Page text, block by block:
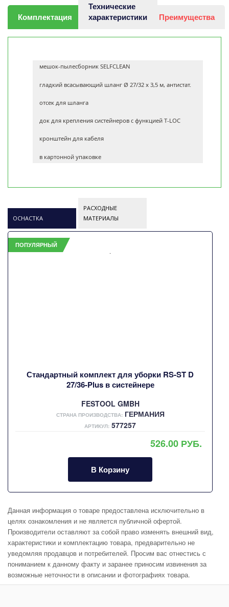
Комплектация
Технические
характеристики
Преимущества
мешок-пылесборник SELFCLEAN
гладкий всасывающий шланг Ø 27/32 x 3,5 м, антистат.
отсек для шланга
док для крепления систейнеров с функцией T-LOC
кронштейн для кабеля
в картонной упаковке
ОСНАСТКА
РАСХОДНЫЕ
МАТЕРИАЛЫ
ПОПУЛЯРНЫЙ
Стандартный комплект для уборки RS-ST D
27/36-Plus в систейнере
FESTOOL GMBH
СТРАНА ПРОИЗВОДСТВА:ГЕРМАНИЯ
АРТИКУЛ: 577257
526.00 РУБ.
В Корзину
Данная информация о товаре предоставлена исключительно в
целях ознакомления и не является публичной офертой.
Производители оставляют за собой право изменять внешний вид,
характеристики и комплектацию товара, предварительно не
уведомляя продавцов и потребителей. Просим вас отнестись с
пониманием к данному факту и заранее приносим извинения за
возможные неточности в описании и фотографиях товара.